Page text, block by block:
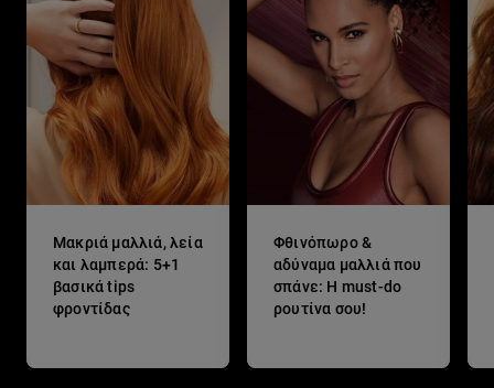
Μακριά μαλλιά, λεία
και λαμπερά: 5+1
βασικά tips
φροντίδας
Φθινόπωρο &
αδύναμα μαλλιά που
σπάνε: Η must-do
ρουτίνα σου!